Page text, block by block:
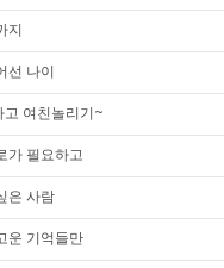
지
선 나이
고 여친놀리기~
가 필요하고
은 사람
운 기억들만